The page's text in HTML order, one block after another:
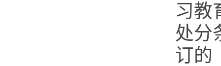
习教
处分
订的